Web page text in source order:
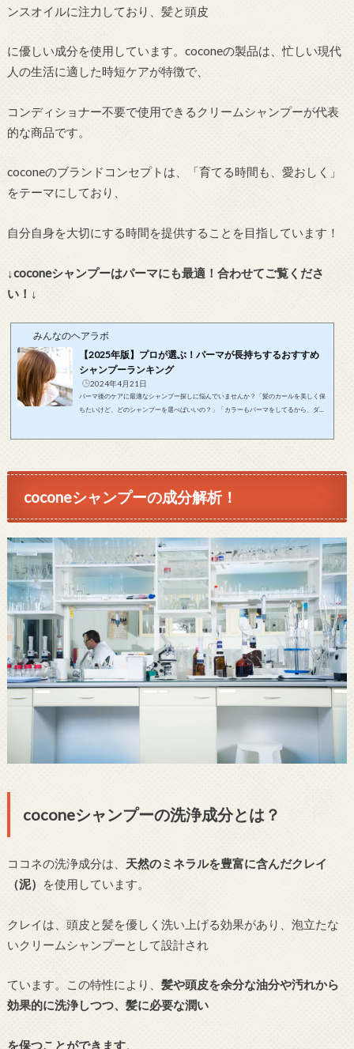
ンスオイルに注力しており、髪と頭皮
に優しい成分を使用しています。coconeの製品は、忙しい現代
人の生活に適した時短ケアが特徴で、
コンディショナー不要で使用できるクリームシャンプーが代表
的な商品です。
coconeのブランドコンセプトは、「育てる時間も、愛おしく」
をテーマにしており、
自分自身を大切にする時間を提供することを目指しています！
↓coconeシャンプーはパーマにも最適！合わせてご覧くださ
い！↓
みんなのヘアラボ
【2025年版】プロが選ぶ！パーマが長持ちするおすすめ
シャンプーランキング
2024年4月21日
パーマ後のケアに最適なシャンプー探しに悩んでいませんか？「髪のカールを美しく保
ちたいけど、どのシャンプーを選べばいいの？」「カラーもパーマをしてるから、ダメ
鏡に映る美しいパーマのあなた...
coconeシャンプーの成分解析！
coconeシャンプーの洗浄成分とは？
ココネの洗浄成分は、 天然のミネラルを豊富に含んだクレイ
（泥）
を使用しています。
クレイは、頭皮と髪を優しく洗い上げる効果があり、泡立たな
いクリームシャンプーとして設計され
ています。この特性により、 髪や頭皮を余分な油分や汚れから
効果的に洗浄しつつ、髪に必要な潤い
を保つことができます。